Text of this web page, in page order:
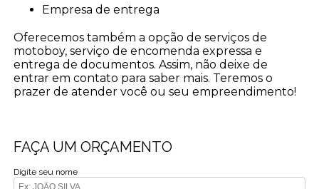
empresa de entrega
Oferecemos também a opção de serviços de
motoboy, serviço de encomenda expressa e
entrega de documentos. Assim, não deixe de
entrar em contato para saber mais. Teremos o
prazer de atender você ou seu empreendimento!
FAÇA UM ORÇAMENTO
Digite seu nome